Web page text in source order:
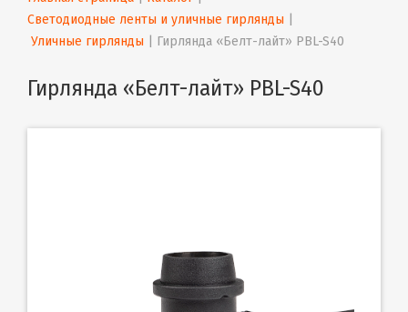
Светодиодные ленты и уличные гирлянды
Уличные гирлянды
Гирлянда «Белт-лайт» PBL-S40
Гирлянда «Белт-лайт» PBL-S40